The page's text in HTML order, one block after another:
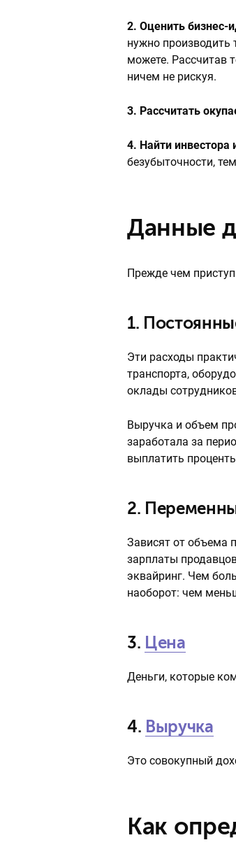
2. Оценить бизнес-
нужно производить
можете. Рассчитав
ничем не рискуя.
3. Рассчитать
4. Найти инвестора
безубыточности,
Данные
Прежде чем
1.
Эти расходы
транспорта,
оклады
Выручка и объем
заработала за
выплатить
2.
Зависят от объема
зарплаты
эквайринг. Чем
наоборот: чем
3. Цена
Деньги, которые
4. Выручка
Это совокупный
Как